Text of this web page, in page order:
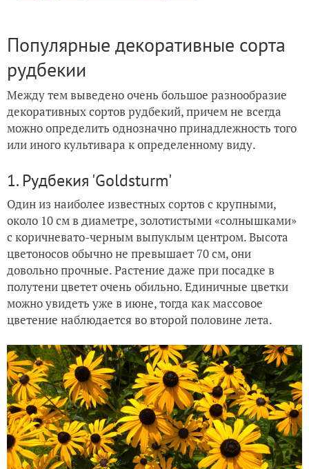
Популярные декоративные сорта
рудбекии
Между тем выведено очень большое разнообразие
декоративных сортов рудбекий, причем не всегда
можно определить однозначно принадлежность того
или иного культивара к определенному виду.
1. Рудбекия 'Goldsturm'
Один из наиболее известных сортов с крупными,
около 10 см в диаметре, золотистыми «солнышками»
с коричневато-черным выпуклым центром. Высота
цветоносов обычно не превышает 70 см, они
довольно прочные. Растение даже при посадке в
полутени цветет очень обильно. Единичные цветки
можно увидеть уже в июне, тогда как массовое
цветение наблюдается во второй половине лета.